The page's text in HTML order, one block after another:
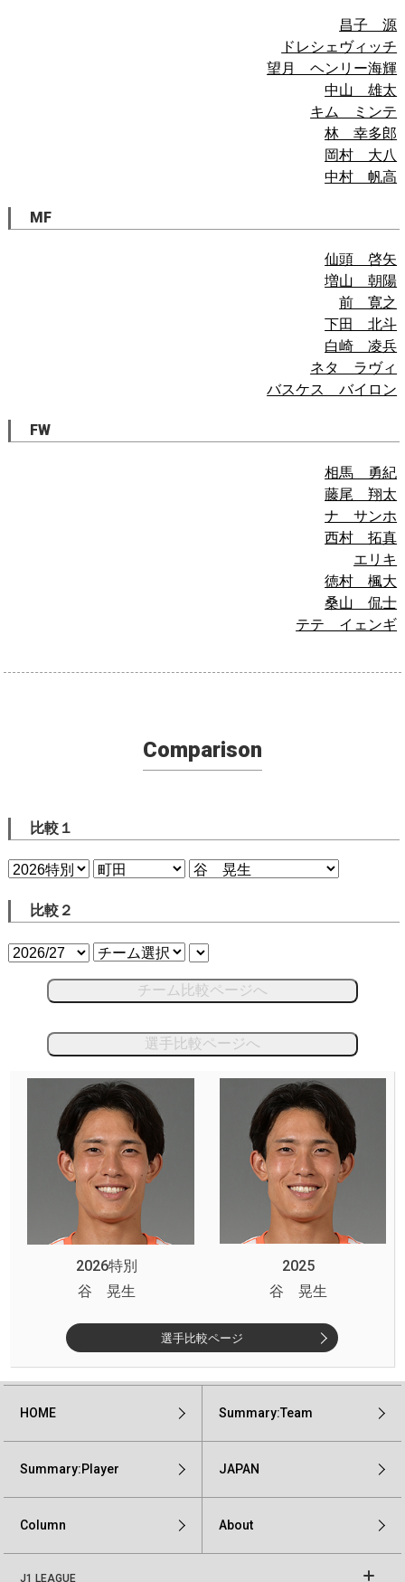
昌子 源
ドレシェヴィッチ
望月 ヘンリー海輝
中山 雄太
キム ミンテ
林 幸多郎
岡村 大八
中村 帆高
MF
仙頭 啓矢
増山 朝陽
前 寛之
下田 北斗
白崎 凌兵
ネタ ラヴィ
バスケス バイロン
FW
相馬 勇紀
藤尾 翔太
ナ サンホ
西村 拓真
エリキ
徳村 楓大
桑山 侃士
テテ イェンギ
Comparison
比較１
比較２
チーム比較ページへ
選手比較ページへ
2026特別
2025
谷 晃生
谷 晃生
選手比較ページ
HOME Summary:Team
Summary:Player JAPAN
Column About
J1 LEAGUE